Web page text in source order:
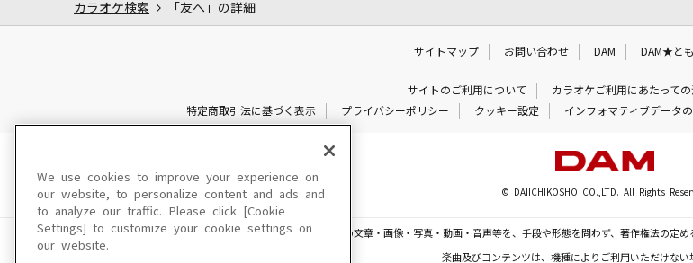
カラオケ検索 「友へ」の詳細
サイトマップ お問い合わせ DAM DAM★とも
サイトのご利用について カラオケご利用にあたって
特定商取引法に基づく表示
プライバシーポリシー クッキー設定 インフォマティブデータ
© DAIICHIKOSHO CO.,LTD. All Rights
このサイトに掲載されている一切の文章・画像・写真・動画・音声等を、手段や形態を問わず、著作権法の定
楽曲及びコンテンツは、機種によりご利用いただけない
We use cookies to improve your experience on
our website, to personalize content and ads and
to analyze our traffic. Please click [Cookie
Settings] to customize your cookie settings on
our website.